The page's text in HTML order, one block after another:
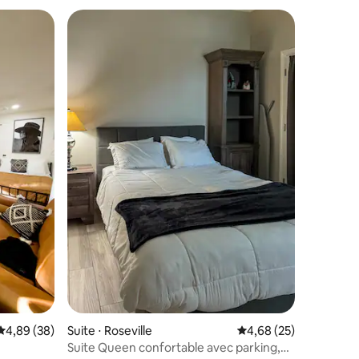
: 4,98 sur 5
moyenne sur la base de 38 commentaires : 4,89 sur 5
4,89 (38)
Suite ⋅ Roseville Évaluation moyenne
4,68 (25)
Suite Queen confortable avec parking,